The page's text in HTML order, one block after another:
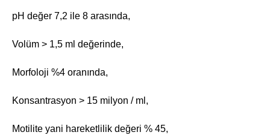
pH değer 7,2 ile 8 arasında,
Volüm > 1,5 ml değerinde,
Morfoloji %4 oranında,
Konsantrasyon > 15 milyon / ml,
Motilite yani hareketlilik değeri % 45,